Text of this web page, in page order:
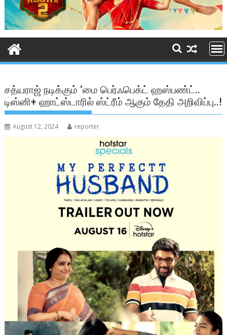
சத்யராஜ் நடிக்கும் ‘மை பெர்ஃபெக்ட் ஹஸ்பண்ட்..
டிஸ்னி+ ஹாட்ஸ்டாரில் ஸ்ட்ரீம் ஆகும் தேதி அறிவிப்பு..!
August 12, 2024 reporter